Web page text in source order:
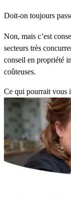
Doit-on toujours
Non, mais c’est
secteurs très
conseil en propriété
coûteuses.
Ce qui pourrait vous